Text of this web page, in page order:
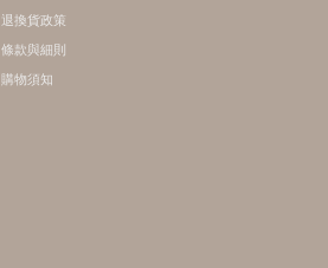
退換貨政策
條款與細則
購物須知